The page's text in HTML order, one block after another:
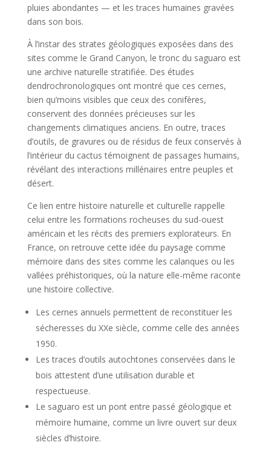
pluies abondantes — et les traces humaines gravées
dans son bois.
À l’instar des strates géologiques exposées dans des
sites comme le Grand Canyon, le tronc du saguaro est
une archive naturelle stratifiée. Des études
dendrochronologiques ont montré que ces cernes,
bien qu’moins visibles que ceux des conifères,
conservent des données précieuses sur les
changements climatiques anciens. En outre, traces
d’outils, de gravures ou de résidus de feux conservés à
l’intérieur du cactus témoignent de passages humains,
révélant des interactions millénaires entre peuples et
désert.
Ce lien entre histoire naturelle et culturelle rappelle
celui entre les formations rocheuses du sud-ouest
américain et les récits des premiers explorateurs. En
France, on retrouve cette idée du paysage comme
mémoire dans des sites comme les calanques ou les
vallées préhistoriques, où la nature elle-même raconte
une histoire collective.
Les cernes annuels permettent de reconstituer les
sécheresses du XXe siècle, comme celle des années
1950.
Les traces d’outils autochtones conservées dans le
bois attestent d’une utilisation durable et
respectueuse.
Le saguaro est un pont entre passé géologique et
mémoire humaine, comme un livre ouvert sur deux
siècles d’histoire.